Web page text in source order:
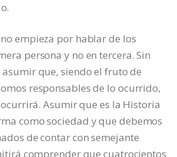
empieza por hablar de los
persona y no en tercera. Sin
que, siendo el fruto de
responsables de lo ocurrido,
Asumir que es la Historia
como sociedad y que debemos
de contar con semejante
comprender que cuatrocientos